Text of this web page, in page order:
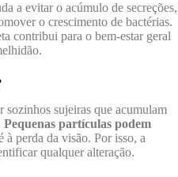
a evitar o acúmulo de secreções,
o crescimento de bactérias.
contribui para o bem-estar geral
sozinhos sujeiras que acumulam
Pequenas partículas podem
à perda da visão. Por isso, a
qualquer alteração.